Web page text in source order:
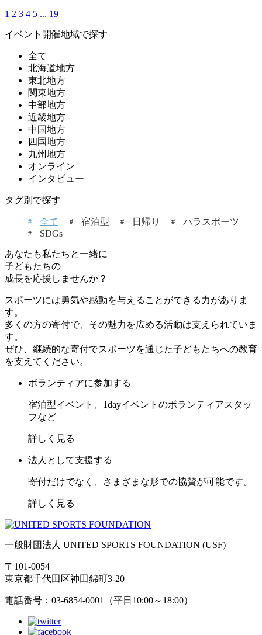
1 2 3 4 5 ... 19
イベント開催地域で探す
全て
北海道地方
東北地方
関東地方
中部地方
近畿地方
中国地方
四国地方
九州地方
オンライン
インタビュー
タグ別で探す
全て 宿泊型 日帰り
パラスポーツ
SDGs
あなたも私たちと一緒に
子どもたちの
成長を応援しませんか？
スポーツには勇気や感動を与えることができる力がありま
す。
多くの方の寄付で、その魅力を広める活動は支えられていま
す。
ぜひ、継続的な寄付でスポーツを通じた子どもたちへの教育
を支えてください。
ボランティアに参加する
宿泊型イベント、1dayイベントのボランティアスタッ
フなど
詳しく見る
法人として支援する
寄付だけでなく、さまざまな形での協賛が可能です。
詳しく見る
一般財団法人 UNITED SPORTS FOUNDATION (USF)
〒101-0054
東京都千代田区神田錦町3-20
電話番号：03-6854-0001（平日10:00～18:00）